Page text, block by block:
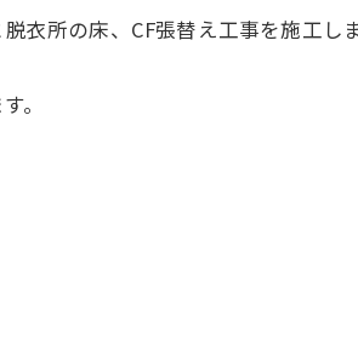
衣所の床、CF張替え工事を施工し
。